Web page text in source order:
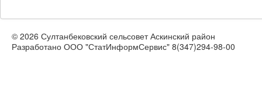
© 2026 Султанбековский сельсовет Аскинский район
Разработано ООО "СтатИнформСервис" 8(347)294-98-00